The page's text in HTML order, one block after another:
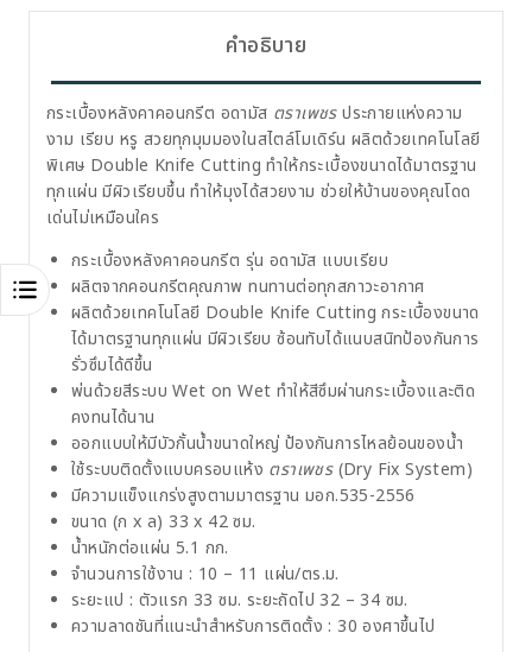
คำอธิบาย
กระเบื้องหลังคาคอนกรีต อดามัส ตราเพชรประกายแห่งความ
งาม เรียบ หรู สวยทุกมุมมองในสไตล์โมเดิร์น ผลิตด้วยเทคโนโลยี
พิเศษ Double Knife Cutting ทำให้กระเบื้องขนาดได้มาตรฐาน
ทุกแผ่น มีผิวเรียบขึ้น ทำให้มุงได้สวยงาม ช่วยให้บ้านของคุณโดด
เด่นไม่เหมือนใคร
กระเบื้องหลังคาคอนกรีต รุ่น อดามัส แบบเรียบ
ผลิตจากคอนกรีตคุณภาพ ทนทานต่อทุกสภาวะอากาศ
ผลิตด้วยเทคโนโลยี Double Knife Cutting กระเบื้องขนาด
ได้มาตรฐานทุกแผ่น มีผิวเรียบ ซ้อนทับได้แนบสนิทป้องกันการ
รั่วซึมได้ดีขึ้น
พ่นด้วยสีระบบ Wet on Wet ทำให้สีซึมผ่านกระเบื้องและติด
คงทนได้นาน
ออกแบบให้มีบัวกั้นน้ำขนาดใหญ่ ป้องกันการไหลย้อนของน้ำ
ใช้ระบบติดตั้งแบบครอบแห้ง ตราเพชร(Dry Fix System)
มีความแข็งแกร่งสูงตามมาตรฐาน มอก.535-2556
ขนาด (ก x ล) 33 x 42 ซม.
น้ำหนักต่อแผ่น 5.1 กก.
จำนวนการใช้งาน : 10 – 11 แผ่น/ตร.ม.
ระยะแป : ตัวแรก 33 ซม. ระยะถัดไป 32 – 34 ซม.
ความลาดชันที่แนะนำสำหรับการติดตั้ง : 30 องศาขึ้นไป